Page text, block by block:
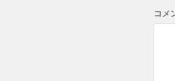
コメ